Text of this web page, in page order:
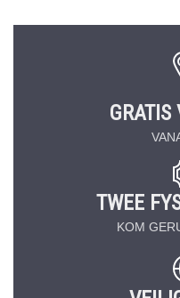
GRATIS
TWEE
KOM